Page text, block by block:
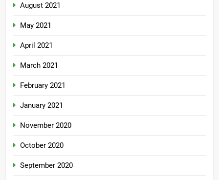
August 2021
May 2021
April 2021
March 2021
February 2021
January 2021
November 2020
October 2020
September 2020